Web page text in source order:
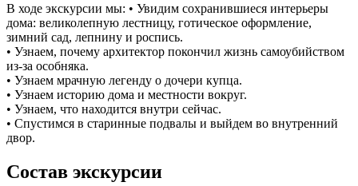
В ходе экскурсии мы: • Увидим сохранившиеся интерьеры
дома: великолепную лестницу, готическое оформление,
зимний сад, лепнину и роспись.
• Узнаем, почему архитектор покончил жизнь самоубийством
из-за особняка.
• Узнаем мрачную легенду о дочери купца.
• Узнаем историю дома и местности вокруг.
• Узнаем, что находится внутри сейчас.
• Спустимся в старинные подвалы и выйдем во внутренний
двор.
Состав экскурсии